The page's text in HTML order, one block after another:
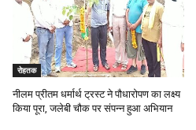
रोहतक
नीलम प्रीतम धर्मार्थ ट्रस्ट ने पौधारोपण का लक्ष्य
किया पूरा, जलेबी चौक पर संपन्न हुआ अभियान